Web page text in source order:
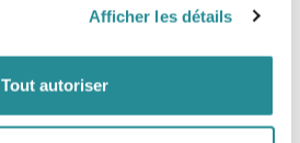
Afficher les détails
Tout autoriser
À partir de 99€ d’achat*